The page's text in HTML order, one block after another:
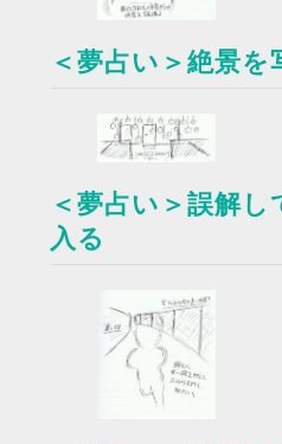
＜夢占い＞絶景を
＜夢占い＞誤解し
入る